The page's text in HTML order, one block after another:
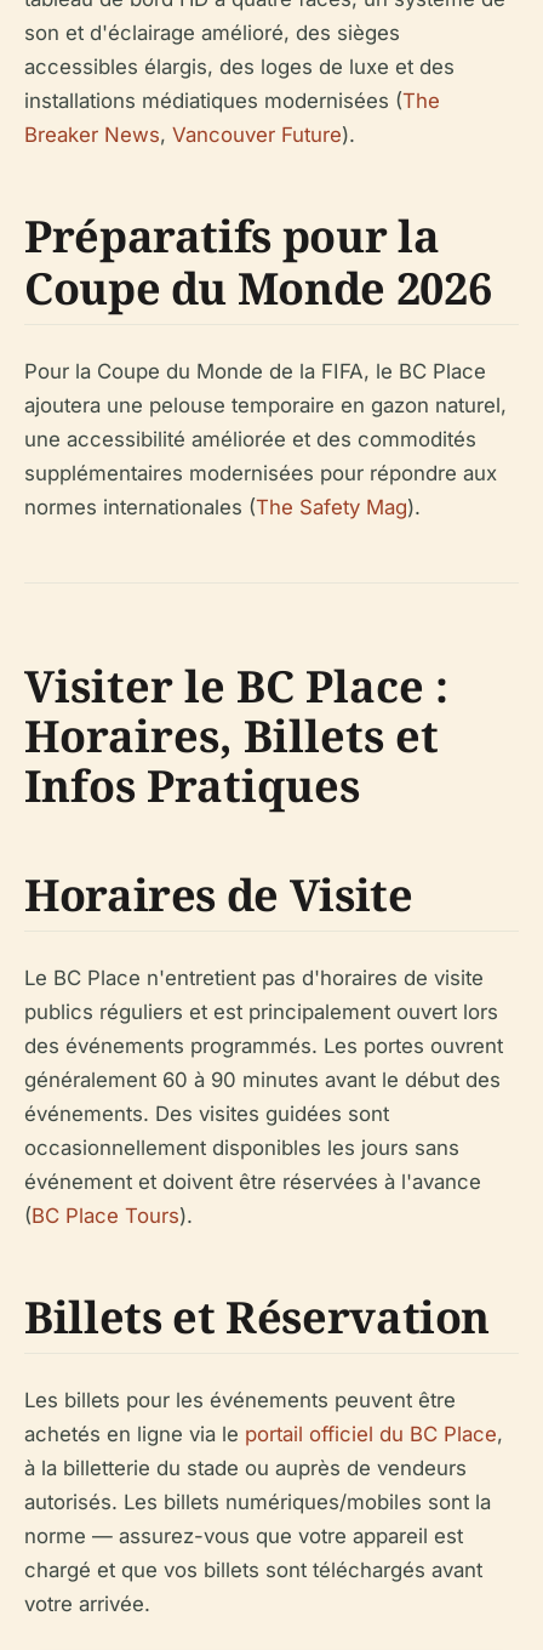
son et d'éclairage amélioré, des sièges
accessibles élargis, des loges de luxe et des
installations médiatiques modernisées (The
Breaker News, Vancouver Future).
Préparatifs pour la
Coupe du Monde 2026
Pour la Coupe du Monde de la FIFA, le BC Place
ajoutera une pelouse temporaire en gazon naturel,
une accessibilité améliorée et des commodités
supplémentaires modernisées pour répondre aux
normes internationales (The Safety Mag).
Visiter le BC Place :
Horaires, Billets et
Infos Pratiques
Horaires de Visite
Le BC Place n'entretient pas d'horaires de visite
publics réguliers et est principalement ouvert lors
des événements programmés. Les portes ouvrent
généralement 60 à 90 minutes avant le début des
événements. Des visites guidées sont
occasionnellement disponibles les jours sans
événement et doivent être réservées à l'avance
(BC Place Tours).
Billets et Réservation
Les billets pour les événements peuvent être
achetés en ligne via le portail officiel du BC Place,
à la billetterie du stade ou auprès de vendeurs
autorisés. Les billets numériques/mobiles sont la
norme — assurez-vous que votre appareil est
chargé et que vos billets sont téléchargés avant
votre arrivée.